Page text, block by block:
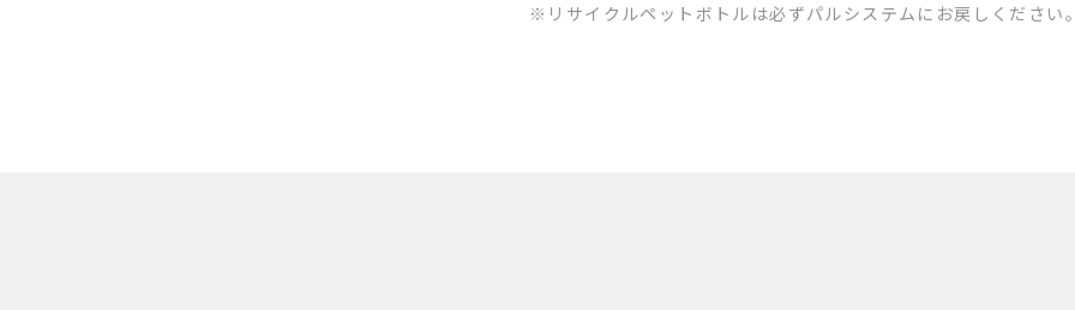
※リサイクルペットボトルは必ずパルシステムにお戻しください